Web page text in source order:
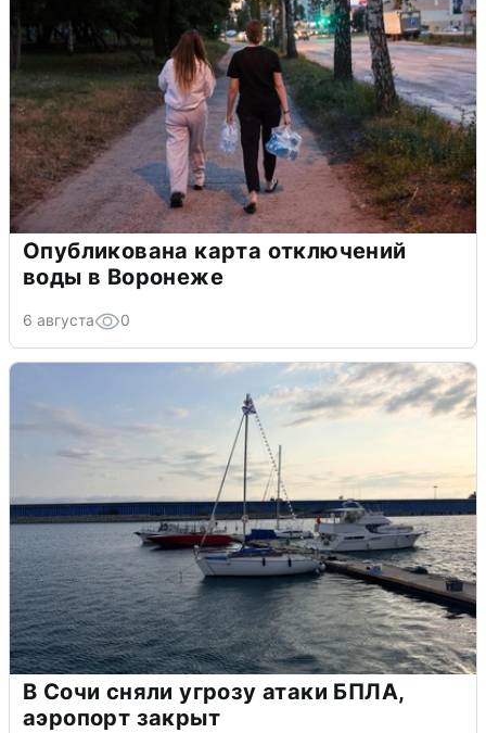
Опубликована карта отключений
воды в Воронеже
6 августа 0
В Сочи сняли угрозу атаки БПЛА,
аэропорт закрыт